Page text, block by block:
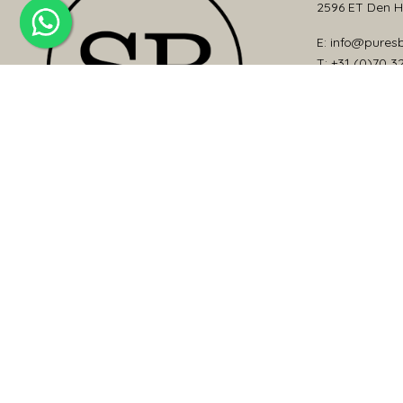
2596 ET Den
E:
T: +31 (0)70